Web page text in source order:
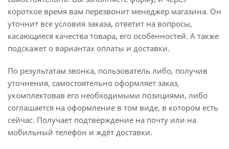
короткое время вам перезвонит менеджер магазина. Он
уточнит все условия заказа, ответит на вопросы,
касающиеся качества товара, его особенностей. А также
подскажет о вариантах оплаты и доставки.
По результатам звонка, пользователь либо, получив
уточнения, самостоятельно оформляет заказ,
укомплектовав его необходимыми позициями, либо
соглашается на оформление в том виде, в котором есть
сейчас. Получает подтверждение на почту или на
мобильный телефон и ждёт доставки.